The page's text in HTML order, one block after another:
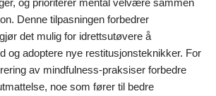
Denne tilpasningen forbedrer
det mulig for idrettsutøvere å
og adoptere nye restitusjonsteknikker. For
av mindfulness-praksiser forbedre
noe som fører til bedre